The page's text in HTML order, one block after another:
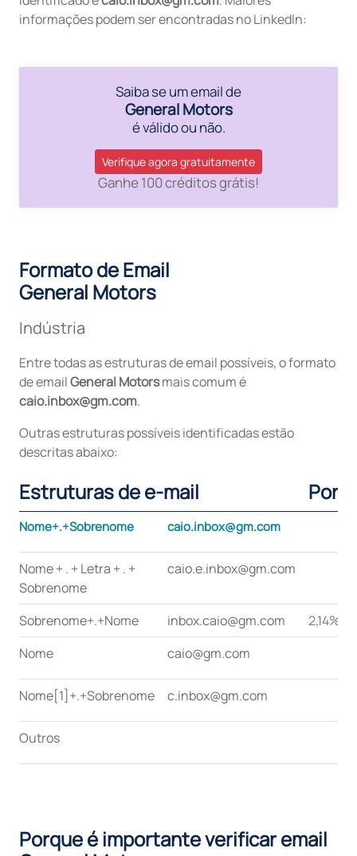
informações podem ser encontradas no LinkedIn:
Saiba se um email de
General Motors
é válido ou não.
Verifique agora gratuitamente
Ganhe 100 créditos grátis!
Formato de Email
General Motors
Indústria
Entre todas as estruturas de email possíveis, o formato
de emailGeneral Motorsmais comum é
caio.inbox@gm.com.
Outras estruturas possíveis identificadas estão
descritas abaixo:
Estruturas de e-mail
Nome+.+Sobrenome caio.inbox@gm.com
Nome + . + Letra + . +
Sobrenome
caio.e.inbox@gm.com
Sobrenome+.+Nome inbox.caio@gm.com
2,14%
Nome
caio@gm.com
Nome[1]+.+Sobrenome c.inbox@gm.com
Outros
Porque é importante verificar email